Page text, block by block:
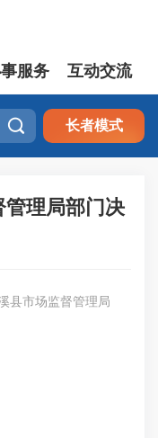
服务 互动交流
 长者模式
管理局部门决
县市场监督管理局